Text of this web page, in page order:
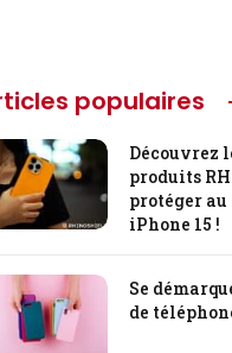
populaires
Découvrez
produits
protéger
iPhone 15 !
Se
de